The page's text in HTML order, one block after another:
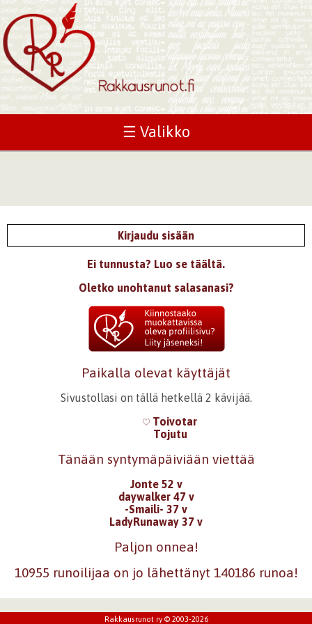
☰ Valikko
Kirjaudu sisään
Ei tunnusta? Luo se täältä.
Oletko unohtanut salasanasi?
Paikalla olevat käyttäjät
Sivustollasi on tällä hetkellä 2 kävijää.
Toivotar
Tojutu
Tänään syntymäpäiviään viettää
Jonte 52 v
daywalker 47 v
-Smaili- 37 v
LadyRunaway 37 v
Paljon onnea!
10955 runoilijaa on jo lähettänyt 140186 runoa!
Rakkausrunot ry © 2003-2026